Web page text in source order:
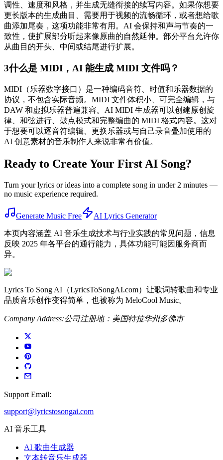
调性、速度和风格，并生成无缝衔接的续写内容。如果你想要
更长版本的生成曲目、需要用于视频的流畅循环，或者想给歌
曲添加尾奏，这项功能非常有用。AI 会保持和声与节奏的一
致性，使扩展部分听起来像原曲的自然延伸。部分平台允许你
从曲目的开头、中间或结尾进行扩展。
3什么是 MIDI，AI 能生成 MIDI 文件吗？
MIDI（乐器数字接口）是一种编码音符、时值和乐器数据的
协议，不包含实际音频。MIDI 文件体积小、可完全编辑，与
DAW 和虚拟乐器普遍兼容。AI MIDI 生成器可以创建原创旋
律、和弦进行、鼓点模式和完整编曲的 MIDI 格式内容。这对
于想要可以逐音符编辑、更换乐器或与自己录音叠加使用的
AI 创意素材的音乐制作人来说非常有价值。
Ready to Create Your First AI Song?
Turn your lyrics or ideas into a complete song in under 2 minutes —
no music experience required.
Generate Music Free AI Lyrics Generator
本页内容涵盖 AI 音乐生成技术与行业实践的常见问题，信息
反映 2025 年各平台的通行能力，具体功能可能因服务商而
异。
Lyrics To Song AI（LyricsToSongAI.com）让歌词转歌曲和专业
品质音乐创作变得简单，也被称为 MeloCool Music。
Company Address:公司注册地：美国特拉华州多佛市
Support Email:
support@lyricstosongai.com
AI 音乐工具
AI 歌曲生成器
文本转音乐生成器